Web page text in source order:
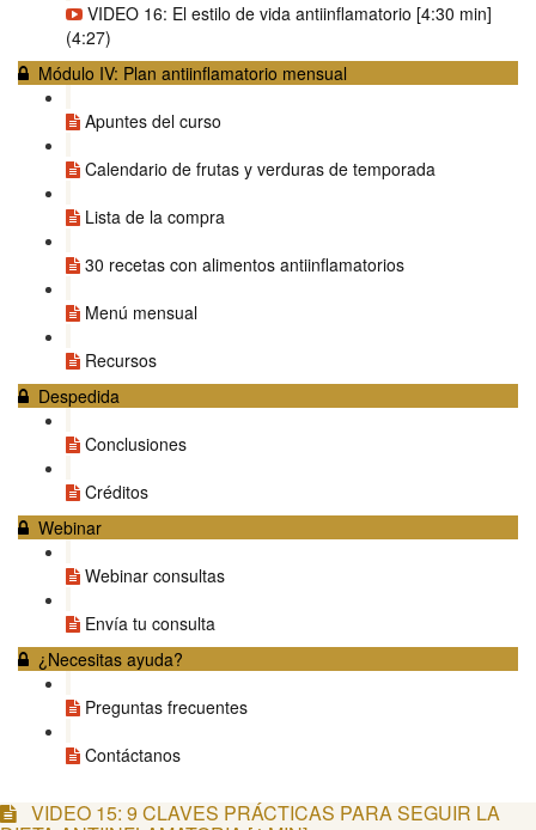
VIDEO 16: El estilo de vida antiinflamatorio [4:30 min]
(4:27)
Módulo IV: Plan antiinflamatorio mensual
Apuntes del curso
Calendario de frutas y verduras de temporada
Lista de la compra
30 recetas con alimentos antiinflamatorios
Menú mensual
Recursos
Despedida
Conclusiones
Créditos
Webinar
Webinar consultas
Envía tu consulta
¿Necesitas ayuda?
Preguntas frecuentes
Contáctanos
VIDEO 15: 9 CLAVES PRÁCTICAS PARA SEGUIR LA